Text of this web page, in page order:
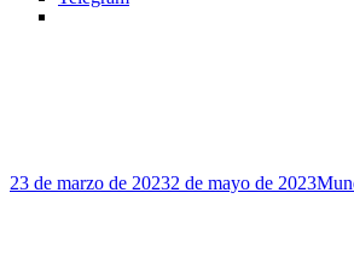
Publicado
23 de marzo de 20232 de mayo de 2023